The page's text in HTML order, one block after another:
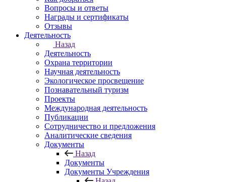
Вопросы и ответы
Награды и сертификаты
Отзывы
Деятельность
Назад
Деятельность
Охрана территории
Научная деятельность
Экологическое просвещение
Познавательный туризм
Проекты
Международная деятельность
Публикации
Сотрудничество и предложения
Аналитические сведения
Документы
Назад
Документы
Документы Учреждения